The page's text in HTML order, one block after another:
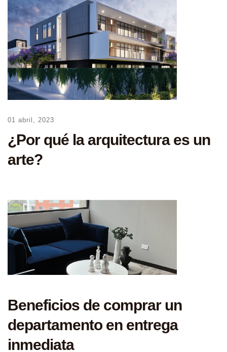
01 abril, 2023
¿Por qué la arquitectura es un
arte?
Beneficios de comprar un
departamento en entrega
inmediata